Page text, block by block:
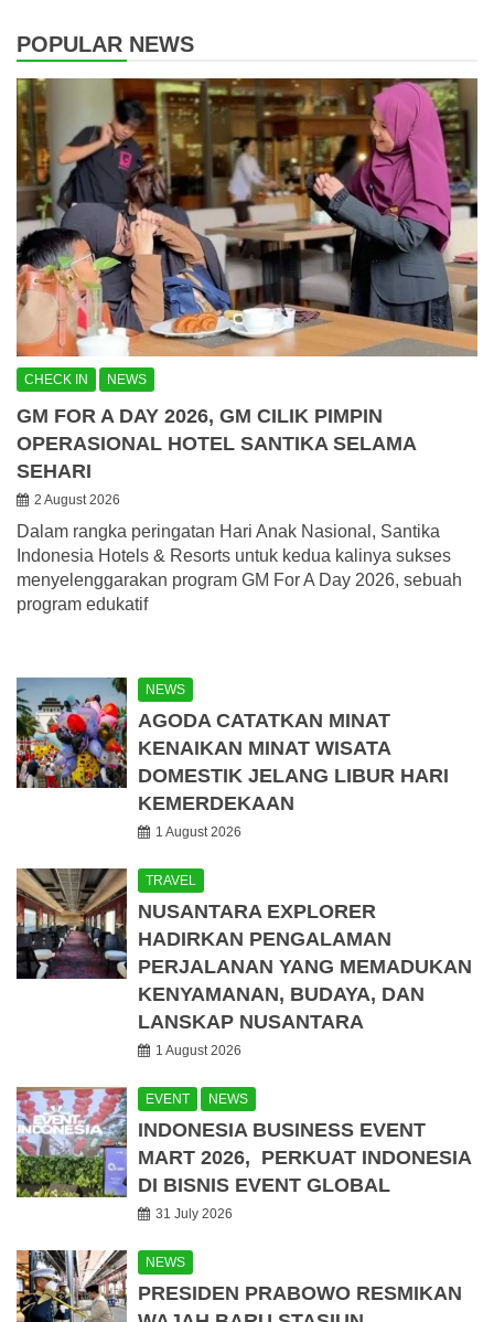
POPULAR NEWS
CHECK IN NEWS
GM FOR A DAY 2026, GM CILIK PIMPIN
OPERASIONAL HOTEL SANTIKA SELAMA
SEHARI
2 August 2026
Dalam rangka peringatan Hari Anak Nasional, Santika
Indonesia Hotels & Resorts untuk kedua kalinya sukses
menyelenggarakan program GM For A Day 2026, sebuah
program edukatif
NEWS
AGODA CATATKAN MINAT
KENAIKAN MINAT WISATA
DOMESTIK JELANG LIBUR HARI
KEMERDEKAAN
1 August 2026
TRAVEL
NUSANTARA EXPLORER
HADIRKAN PENGALAMAN
PERJALANAN YANG MEMADUKAN
KENYAMANAN, BUDAYA, DAN
LANSKAP NUSANTARA
1 August 2026
EVENT NEWS
INDONESIA BUSINESS EVENT
MART 2026, PERKUAT INDONESIA
DI BISNIS EVENT GLOBAL
31 July 2026
NEWS
PRESIDEN PRABOWO RESMIKAN